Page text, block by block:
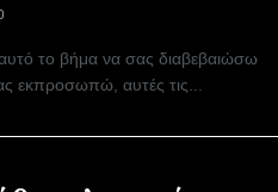
το βήμα να σας διαβεβαιώσω
εκπροσωπώ, αυτές τις...